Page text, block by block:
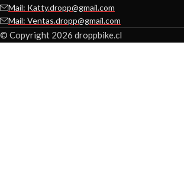
Mail: Katty.dropp@gmail.com
Mail: Ventas.dropp@gmail.com
© Copyright 2026 droppbike.cl